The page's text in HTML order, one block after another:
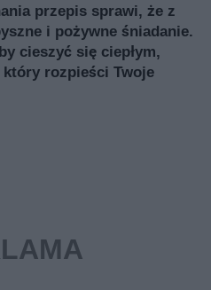
przepis sprawi, że z
i pożywne śniadanie.
cieszyć się ciepłym,
rozpieści Twoje